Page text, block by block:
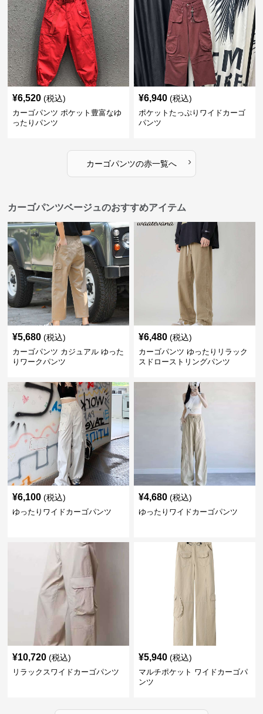
¥6,520 (税込)
カーゴパンツ ポケット豊富なゆ
ったりパンツ
¥6,940 (税込)
ポケットたっぷりワイドカーゴ
パンツ
カーゴパンツの赤一覧へ ›
カーゴパンツベージュのおすすめアイテム
¥5,680 (税込)
カーゴパンツ カジュアル ゆった
りワークパンツ
¥6,480 (税込)
カーゴパンツ ゆったりリラック
スドローストリングパンツ
¥6,100 (税込)
ゆったりワイドカーゴパンツ
¥4,680 (税込)
ゆったりワイドカーゴパンツ
¥10,720 (税込)
リラックスワイドカーゴパンツ
¥5,940 (税込)
マルチポケット ワイドカーゴパ
ンツ